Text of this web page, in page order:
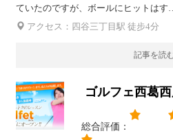
ていたのですが、ボールにヒットはす
アクセス：四谷三丁目駅 徒步4分
記事を読
ゴルフェ西葛
総合評価：